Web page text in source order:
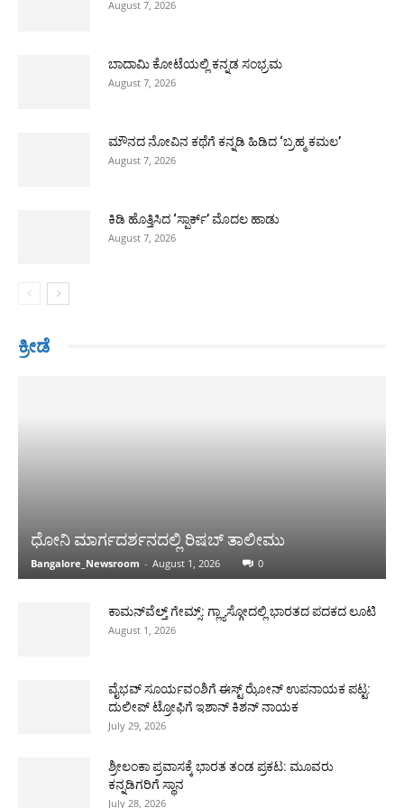
August 7, 2026
ಬಾದಾಮಿ ಕೋಟೆಯಲ್ಲಿ ಕನ್ನಡ ಸಂಭ್ರಮ
August 7, 2026
ಮೌನದ ನೋವಿನ ಕಥೆಗೆ ಕನ್ನಡಿ ಹಿಡಿದ ‘ಬ್ರಹ್ಮ ಕಮಲ’
August 7, 2026
ಕಿಡಿ ಹೊತ್ತಿಸಿದ ‘ಸ್ಪಾರ್ಕ್’ ಮೊದಲ ಹಾಡು
August 7, 2026
ಕ್ರೀಡೆ
ಧೋನಿ ಮಾರ್ಗದರ್ಶನದಲ್ಲಿ ರಿಷಬ್ ತಾಲೀಮು
Bangalore_Newsroom - August 1, 2026 0
ಕಾಮನ್‌ವೆಲ್ತ್ ಗೇಮ್ಸ್: ಗ್ಲ್ಯಾಸ್ಗೋದಲ್ಲಿ ಭಾರತದ ಪದಕದ ಲೂಟಿ
August 1, 2026
ವೈಭವ್ ಸೂರ್ಯವಂಶಿಗೆ ಈಸ್ಟ್ ಝೋನ್ ಉಪನಾಯಕ ಪಟ್ಟ:
ದುಲೀಪ್ ಟ್ರೋಫಿಗೆ ಇಶಾನ್ ಕಿಶನ್ ನಾಯಕ
July 29, 2026
ಶ್ರೀಲಂಕಾ ಪ್ರವಾಸಕ್ಕೆ ಭಾರತ ತಂಡ ಪ್ರಕಟ: ಮೂವರು
ಕನ್ನಡಿಗರಿಗೆ ಸ್ಥಾನ
July 28, 2026